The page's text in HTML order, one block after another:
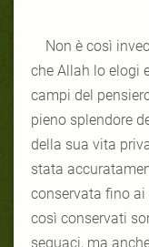
Non è così
che Allah lo elogi
campi del
pieno splendore
della sua vita
stata
conservata fino
così conservati
seguaci, ma